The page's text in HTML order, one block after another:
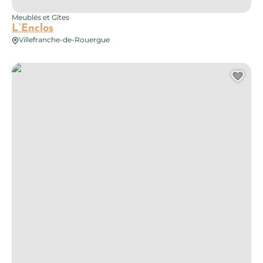
Meublés et Gîtes
L’Enclos
Villefranche-de-Rouergue
La Maison d’Alice